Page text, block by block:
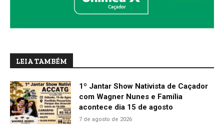
LEIA TAMBÉM
1º Jantar Show Nativista de Caçador
com Wagner Nunes e Família
acontece dia 15 de agosto
7 de agosto de 2026